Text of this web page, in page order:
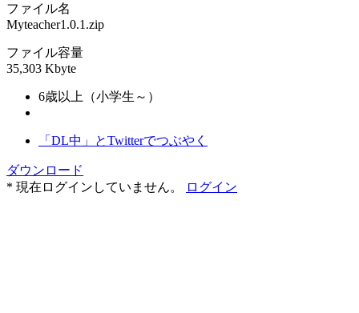
ファイル名
Myteacher1.0.1.zip
ファイル容量
35,303 Kbyte
6歳以上（小学生～）
「DL中」とTwitterでつぶやく
ダウンロード
* 現在ログインしていません。
ログイン